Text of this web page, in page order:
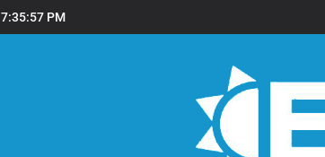
7:35:58 PM